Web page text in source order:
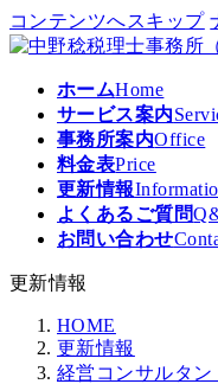
コンテンツへスキップ
ホームHome
サービス案内
事務所案内Office
料金表Price
更新情報
よくあるご質問
お問い合わせ
更新情報
HOME
更新情報
経営コンサルタ